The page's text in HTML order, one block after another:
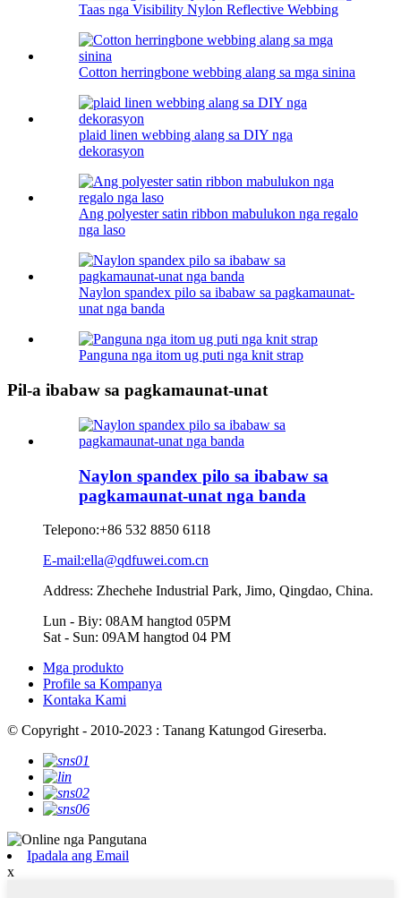
Taas nga Visibility Nylon Reflective Webbing
Cotton herringbone webbing alang sa mga sinina
plaid linen webbing alang sa DIY nga
dekorasyon
Ang polyester satin ribbon mabulukon nga regalo
nga laso
Naylon spandex pilo sa ibabaw sa pagkamaunat-
unat nga banda
Panguna nga itom ug puti nga knit strap
Pil-a ibabaw sa pagkamaunat-unat
Naylon spandex pilo sa ibabaw sa
pagkamaunat-unat nga banda
Telepono:+86 532 8850 6118
E-mail:ella@qdfuwei.com.cn
Address: Zhechehe Industrial Park, Jimo, Qingdao, China.
Lun - Biy: 08AM hangtod 05PM
Sat - Sun: 09AM hangtod 04 PM
Mga produkto
Profile sa Kompanya
Kontaka Kami
© Copyright - 2010-2023 : Tanang Katungod Gireserba.
Ipadala ang Email
x